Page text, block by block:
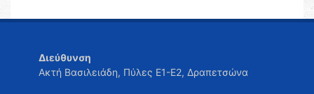
Διεύθυνση
Ακτή Βασιλειάδη, Πύλες Ε1-Ε2, Δραπετσώνα